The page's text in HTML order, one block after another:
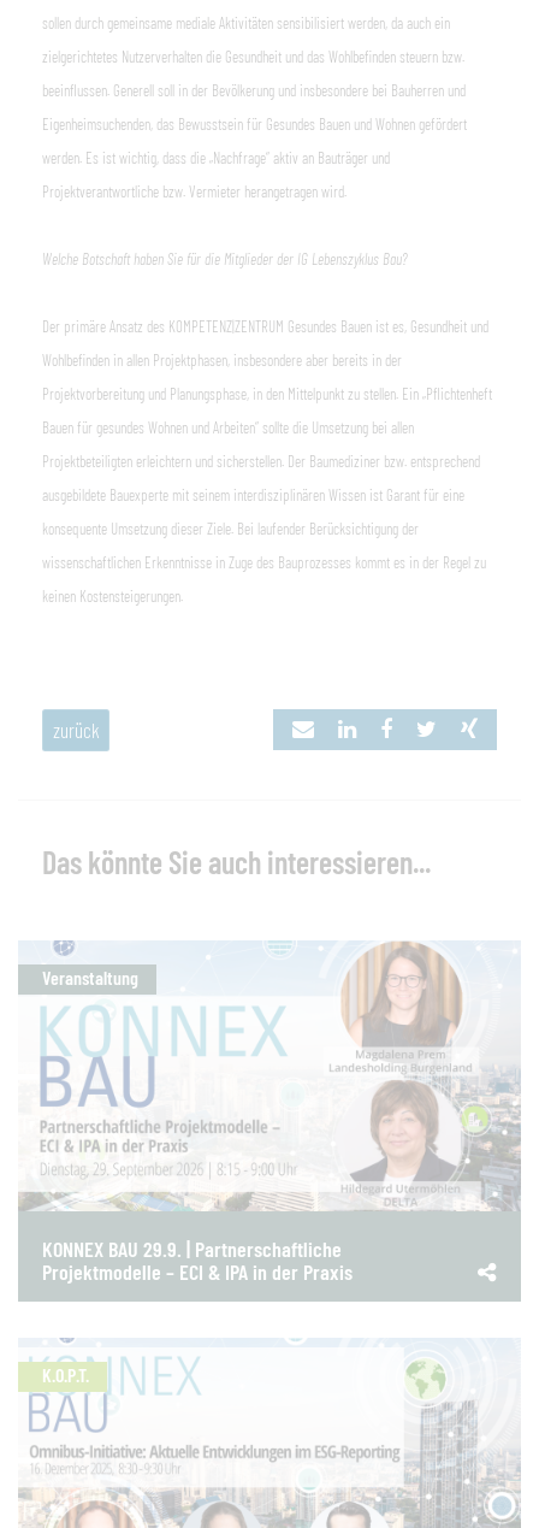
sollen durch gemeinsame mediale Aktivitäten sensibilisiert werden, da auch ein
zielgerichtetes Nutzerverhalten die Gesundheit und das Wohlbefinden steuern bzw.
beeinflussen. Generell soll in der Bevölkerung und insbesondere bei Bauherren und
Eigenheimsuchenden, das Bewusstsein für Gesundes Bauen und Wohnen gefördert
werden. Es ist wichtig, dass die „Nachfrage“ aktiv an Bauträger und
Projektverantwortliche bzw. Vermieter herangetragen wird.
Welche Botschaft haben Sie für die Mitglieder der IG Lebenszyklus Bau?
Der primäre Ansatz des KOMPETENZ|ZENTRUM Gesundes Bauen ist es, Gesundheit und
Wohlbefinden in allen Projektphasen, insbesondere aber bereits in der
Projektvorbereitung und Planungsphase, in den Mittelpunkt zu stellen. Ein „Pflichtenheft
Bauen für gesundes Wohnen und Arbeiten“ sollte die Umsetzung bei allen
Projektbeteiligten erleichtern und sicherstellen. Der Baumediziner bzw. entsprechend
ausgebildete Bauexperte mit seinem interdisziplinären Wissen ist Garant für eine
konsequente Umsetzung dieser Ziele. Bei laufender Berücksichtigung der
wissenschaftlichen Erkenntnisse in Zuge des Bauprozesses kommt es in der Regel zu
keinen Kostensteigerungen.
zurück
Das könnte Sie auch interessieren...
Veranstaltung
KONNEX BAU 29.9. | Partnerschaftliche
Projektmodelle – ECI & IPA in der Praxis
K.O.P.T.